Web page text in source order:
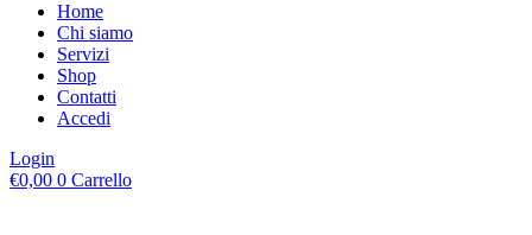
Home
Chi siamo
Servizi
Shop
Contatti
Accedi
Login
€0,00 0 Carrello